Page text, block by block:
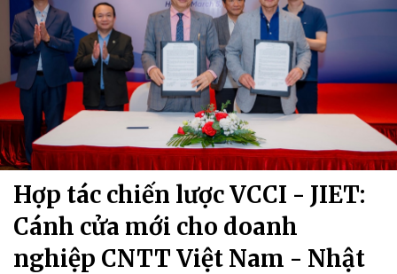
Hợp tác chiến lược VCCI - JIET:
Cánh cửa mới cho doanh
nghiệp CNTT Việt Nam - Nhật